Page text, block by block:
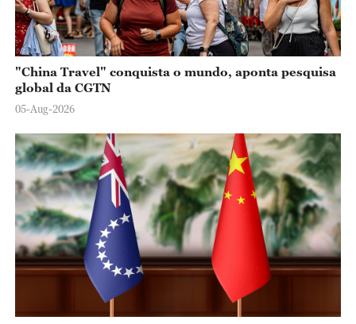
"China Travel" conquista o mundo, aponta pesquisa
global da CGTN
05-Aug-2026